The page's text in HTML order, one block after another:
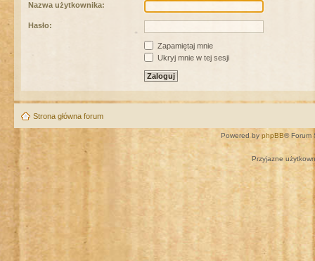
Nazwa użytkownika:
Hasło:
Zapamiętaj mnie
Ukryj mnie w tej sesji
Strona główna forum
Powered by phpBB® Forum
Przyjazne